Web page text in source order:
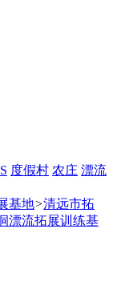
度假村 农庄 漂流
基地>清远市拓
漂流拓展训练基